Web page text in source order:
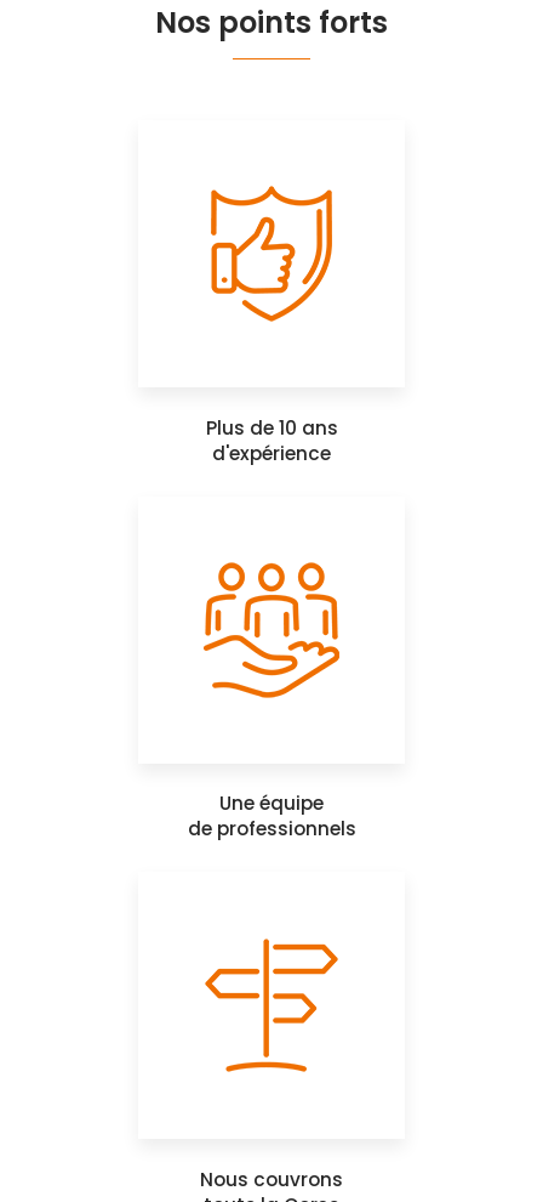
Nos points forts
Plus de 10 ans
d'expérience
Une équipe
de professionnels
Nous couvrons